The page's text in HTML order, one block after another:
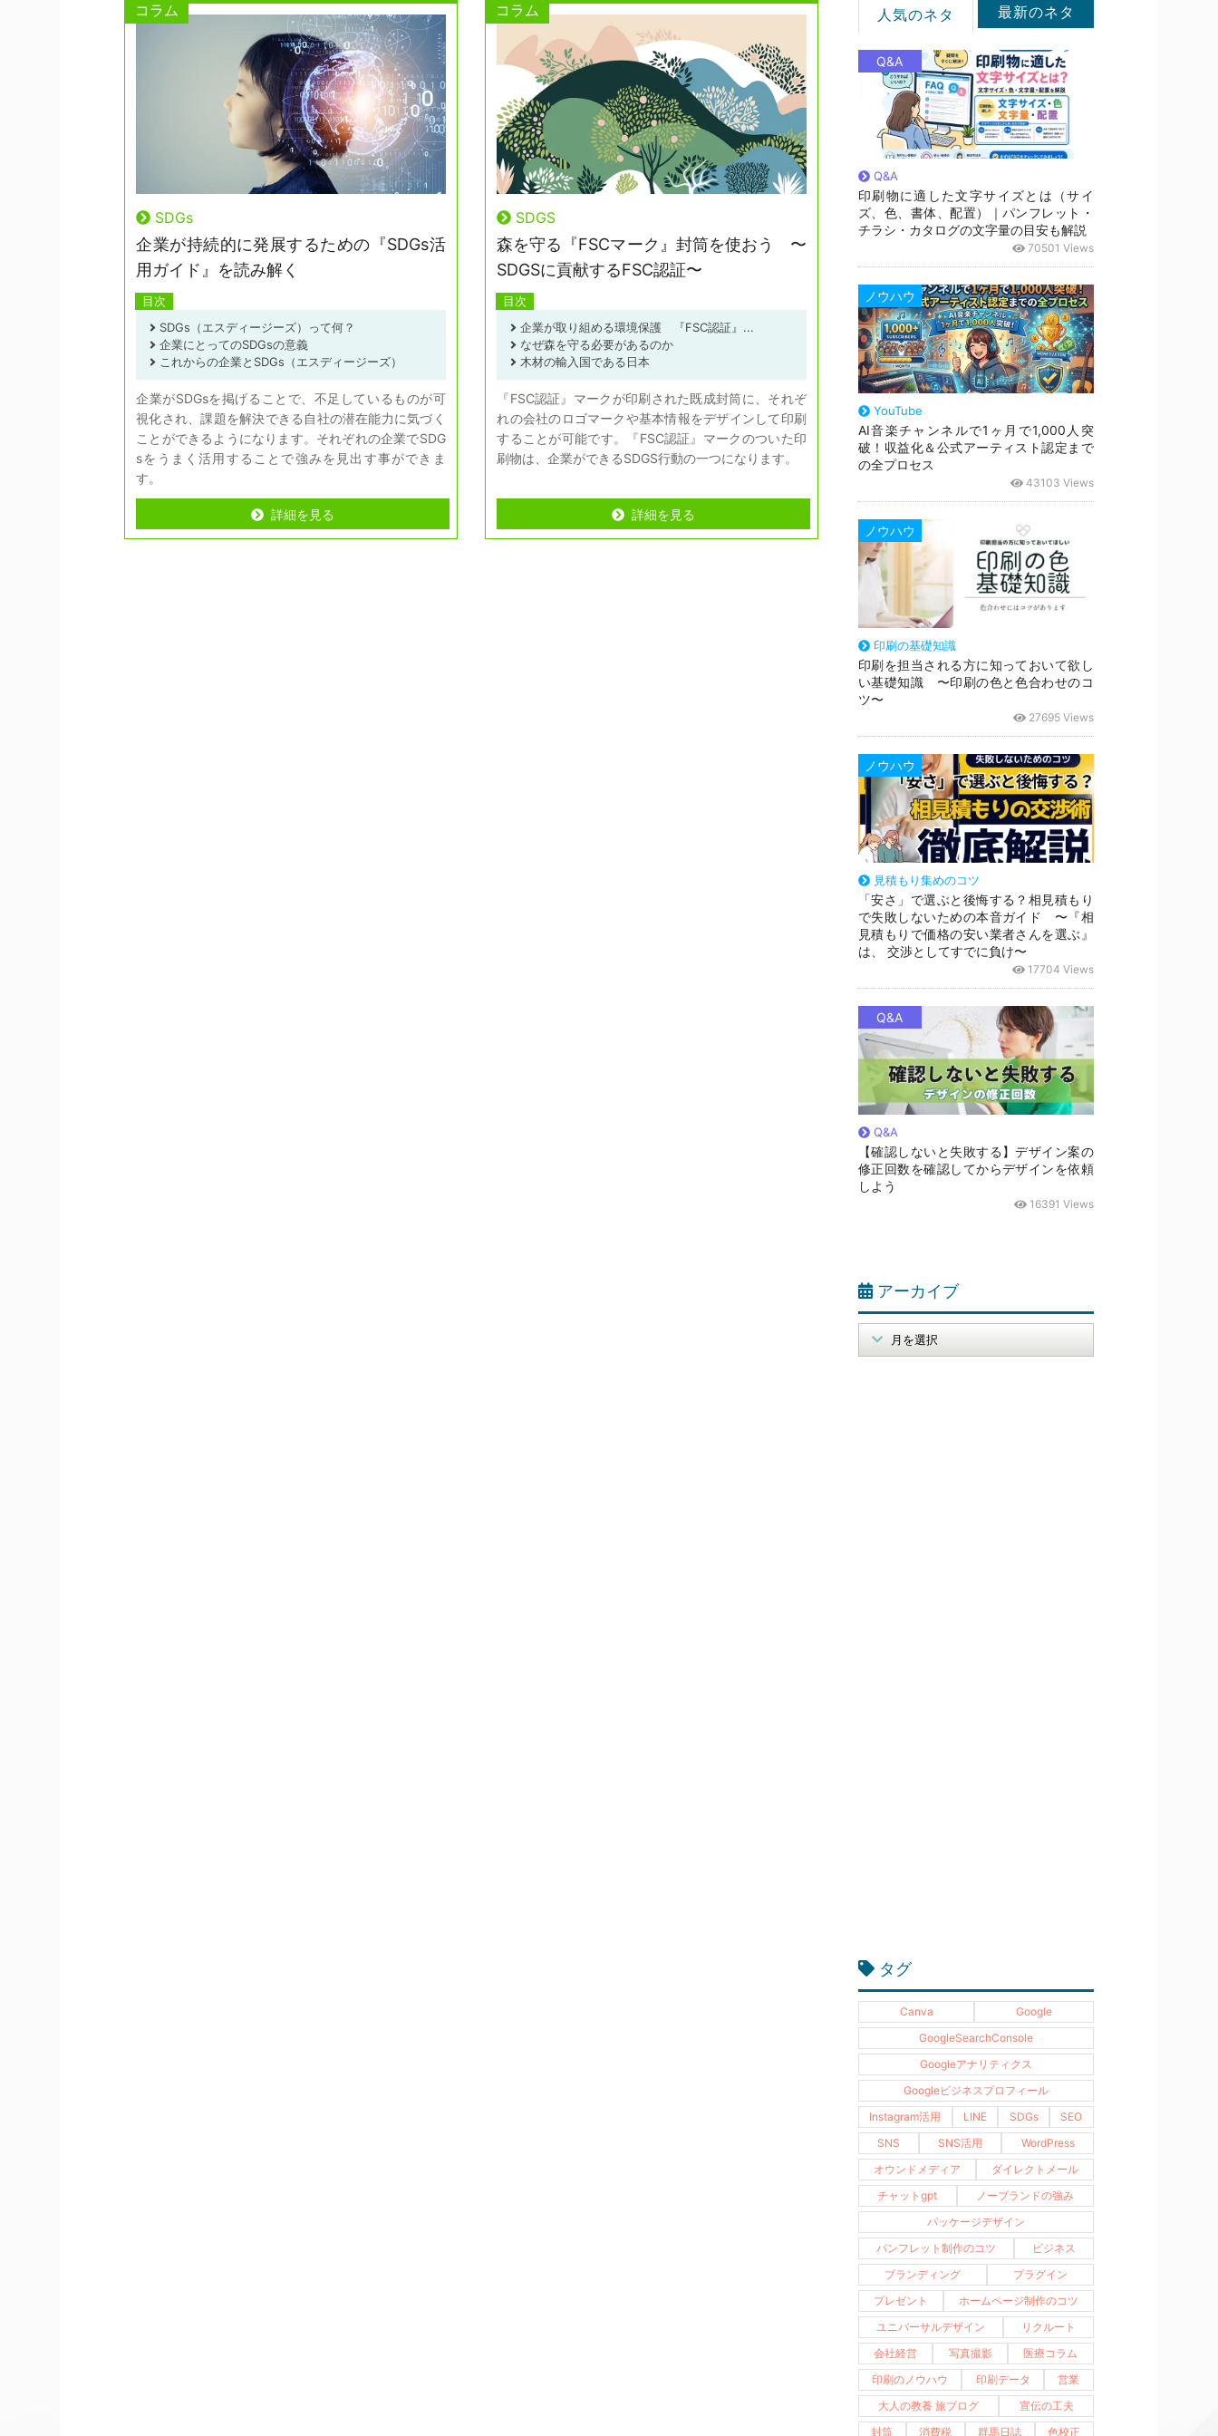
コラム
SDGs
企業が持続的に発展するための『SDGs活
用ガイド』を読み解く
目次
SDGs（エスディージーズ）って何？
企業にとってのSDGsの意義
これからの企業とSDGs（エスディージーズ）
企業がSDGsを掲げることで、不足しているものが可
視化され、課題を解決できる自社の潜在能力に気づく
ことができるようになります。それぞれの企業でSDG
sをうまく活用することで強みを見出す事ができま
す。
詳細を見る
コラム
SDGS
森を守る『FSCマーク』封筒を使おう 〜
SDGSに貢献するFSC認証〜
目次
企業が取り組める環境保護 『FSC認証』...
なぜ森を守る必要があるのか
木材の輸入国である日本
『FSC認証』マークが印刷された既成封筒に、それぞ
れの会社のロゴマークや基本情報をデザインして印刷
することが可能です。『FSC認証』マークのついた印
刷物は、企業ができるSDGS行動の一つになります。
詳細を見る
人気のネタ 最新のネタ
Q&A
Q&A
印刷物に適した文字サイズとは（サイ
ズ、色、書体、配置）｜パンフレット・
チラシ・カタログの文字量の目安も解説
70501 Views
ノウハウ
YouTube
AI音楽チャンネルで1ヶ月で1,000人突
破！収益化＆公式アーティスト認定まで
の全プロセス
43103 Views
ノウハウ
印刷の基礎知識
印刷を担当される方に知っておいて欲し
い基礎知識 〜印刷の色と色合わせのコ
ツ〜
27695 Views
ノウハウ
見積もり集めのコツ
「安さ」で選ぶと後悔する？相見積もり
で失敗しないための本音ガイド 〜『相
見積もりで価格の安い業者さんを選ぶ』
は、 交渉としてすでに負け〜
17704 Views
Q&A
Q&A
【確認しないと失敗する】デザイン案の
修正回数を確認してからデザインを依頼
しよう
16391 Views
アーカイブ
タグ
Canva
Google
GoogleSearchConsole
Googleアナリティクス
Googleビジネスプロフィール
Instagram活用
LINE SDGs
SEO
SNS
SNS活用
WordPress
オウンドメディア
ダイレクトメール
チャットgpt
ノーブランドの強み
パッケージデザイン
パンフレット制作のコツ
ビジネス
ブランディング
プラグイン
プレゼント
ホームページ制作のコツ
ユニバーサルデザイン
リクルート
会社経営
写真撮影
医療コラム
印刷のノウハウ
印刷データ
営業
大人の教養 旅ブログ
宣伝の工夫
封筒
消費税 群馬日誌 色校正